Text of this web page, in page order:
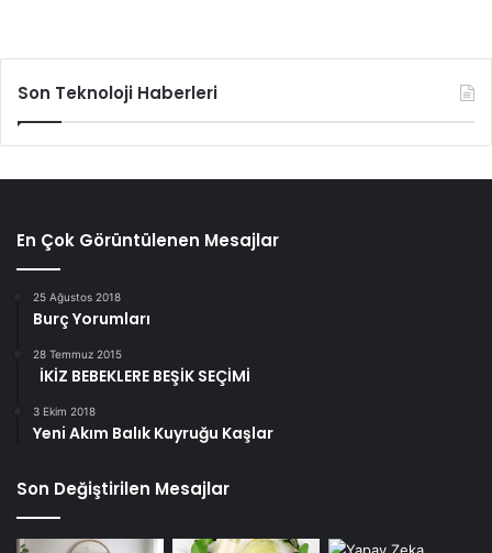
Son Teknoloji Haberleri
En Çok Görüntülenen Mesajlar
25 Ağustos 2018
Burç Yorumları
28 Temmuz 2015
İKİZ BEBEKLERE BEŞİK SEÇİMİ
3 Ekim 2018
Yeni Akım Balık Kuyruğu Kaşlar
Son Değiştirilen Mesajlar